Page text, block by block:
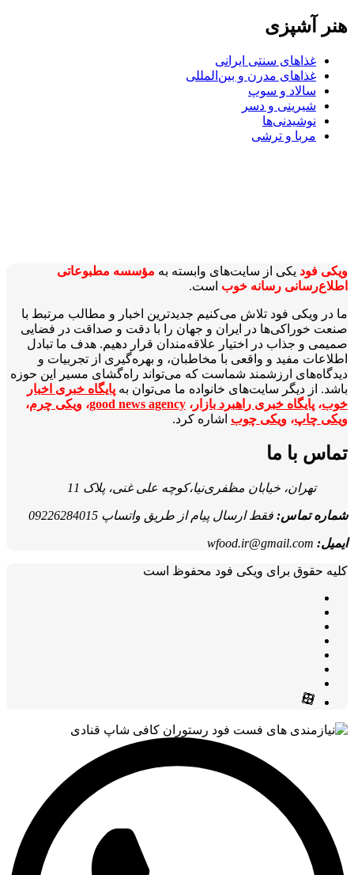
هنر آشپزی
غذاهای سنتی ایرانی
غذاهای مدرن و بین‌المللی
سالاد و سوپ
شیرینی و دسر
نوشیدنی‌ها
مربا و ترشی
ویکی‌ فود یکی از سایت‌های وابسته به مؤسسه مطبوعاتی
اطلاع‌رسانی رسانه خوب است.
ما در ویکی‌ فود تلاش می‌کنیم جدیدترین اخبار و مطالب مرتبط با
صنعت خوراکی‌ها در ایران و جهان را با دقت و صداقت در فضایی
صمیمی و جذاب در اختیار علاقه‌مندان قرار دهیم. هدف ما تبادل
اطلاعات مفید و واقعی با مخاطبان، و بهره‌گیری از تجربیات و
دیدگاه‌های ارزشمند شماست که می‌تواند راه‌گشای مسیر این حوزه
باشد. از دیگر سایت‌های خانواده ما می‌توان به پایگاه خبری اخبار
خوب، پایگاه خبری راهبرد بازار ، good news agency، ویکی چرم،
ویکی چاپ، ویکی چوب اشاره کرد.
تماس با ما
تهران، خیابان مظفری‌نیا،کوچه علی غنی، پلاک 11
شماره تماس: فقط ارسال پیام از طریق واتساپ 09226284015
ایمیل: wfood.ir@gmail.com
کلیه حقوق برای ویکی فود محفوظ است